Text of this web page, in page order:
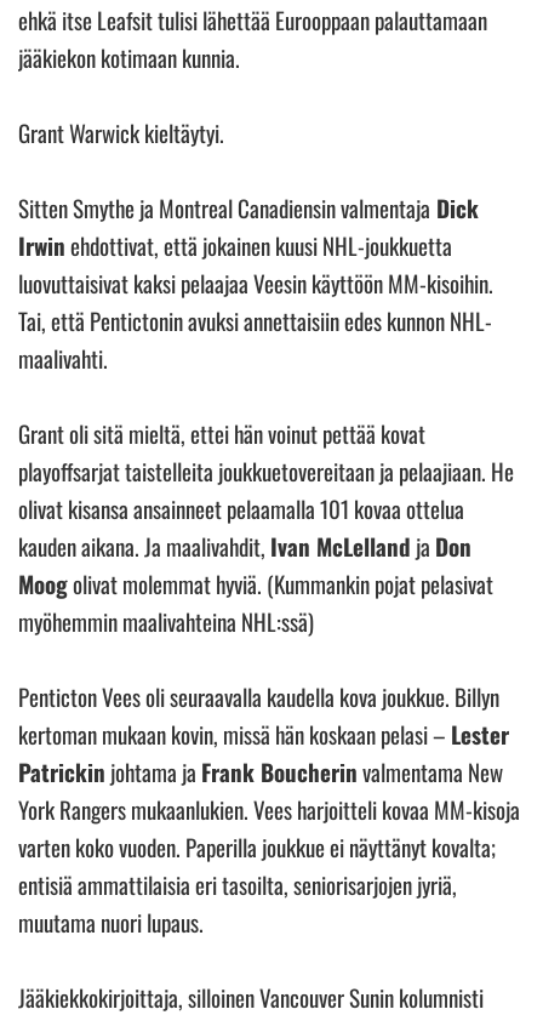
ehkä itse Leafsit tulisi lähettää Eurooppaan palauttamaan
jääkiekon kotimaan kunnia.
Grant Warwick kieltäytyi.
Sitten Smythe ja Montreal Canadiensin valmentaja Dick
Irwinehdottivat, että jokainen kuusi NHL-joukkuetta
luovuttaisivat kaksi pelaajaa Veesin käyttöön MM-kisoihin.
Tai, että Pentictonin avuksi annettaisiin edes kunnon NHL-
maalivahti.
Grant oli sitä mieltä, ettei hän voinut pettää kovat
playoffsarjat taistelleita joukkuetovereitaan ja pelaajiaan. He
olivat kisansa ansainneet pelaamalla 101 kovaa ottelua
kauden aikana. Ja maalivahdit, Ivan McLelland ja Don
Moogolivat molemmat hyviä. (Kummankin pojat pelasivat
myöhemmin maalivahteina NHL:ssä)
Penticton Vees oli seuraavalla kaudella kova joukkue. Billyn
kertoman mukaan kovin, missä hän koskaan pelasi – Lester
Patrickin johtama ja Frank Boucherinvalmentama New
York Rangers mukaanlukien. Vees harjoitteli kovaa MM-kisoja
varten koko vuoden. Paperilla joukkue ei näyttänyt kovalta;
entisiä ammattilaisia eri tasoilta, seniorisarjojen jyriä,
muutama nuori lupaus.
Jääkiekkokirjoittaja, silloinen Vancouver Sunin kolumnisti